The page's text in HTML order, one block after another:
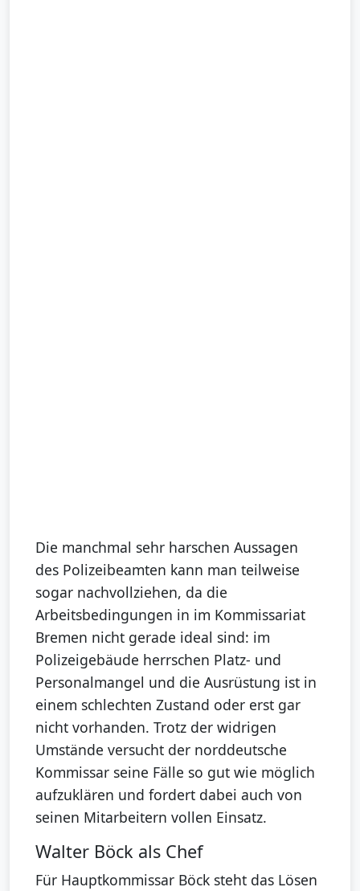
Die manchmal sehr harschen Aussagen
des Polizeibeamten kann man teilweise
sogar nachvollziehen, da die
Arbeitsbedingungen in im Kommissariat
Bremen nicht gerade ideal sind: im
Polizeigebäude herrschen Platz- und
Personalmangel und die Ausrüstung ist in
einem schlechten Zustand oder erst gar
nicht vorhanden. Trotz der widrigen
Umstände versucht der norddeutsche
Kommissar seine Fälle so gut wie möglich
aufzuklären und fordert dabei auch von
seinen Mitarbeitern vollen Einsatz.
Walter Böck als Chef
Für Hauptkommissar Böck steht das Lösen